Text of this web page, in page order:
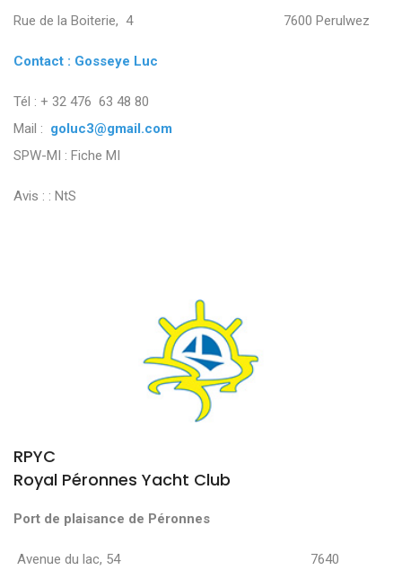
Rue de la Boiterie, 4 7600 Perulwez
Contact : Gosseye Luc
Tél : + 32 476 63 48 80
Mail : goluc3@gmail.com
SPW-MI : Fiche MI
Avis : : NtS
RPYC
Royal Péronnes Yacht Club
Port de plaisance de Péronnes
Avenue du lac, 54 7640